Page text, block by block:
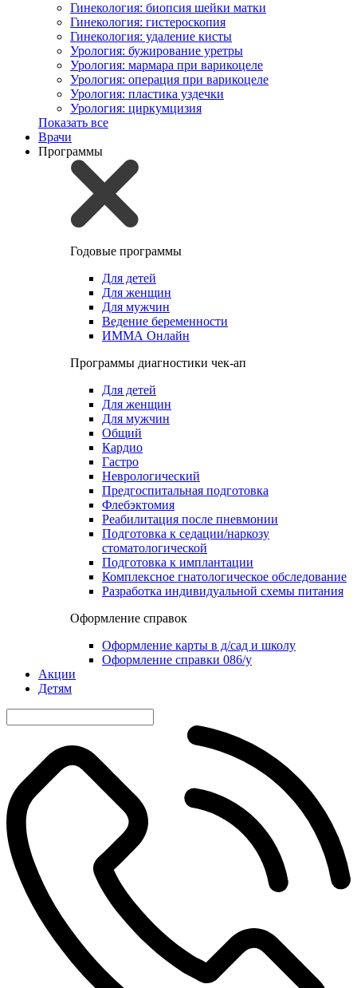
Гинекология: биопсия шейки матки
Гинекология: гистероскопия
Гинекология: удаление кисты
Урология: бужирование уретры
Урология: мармара при варикоцеле
Урология: операция при варикоцеле
Урология: пластика уздечки
Урология: циркумцизия
Показать все
Врачи
Программы
Годовые программы
Для детей
Для женщин
Для мужчин
Ведение беременности
ИММА Онлайн
Программы диагностики чек-ап
Для детей
Для женщин
Для мужчин
Общий
Кардио
Гастро
Неврологический
Предгоспитальная подготовка
Флебэктомия
Реабилитация после пневмонии
Подготовка к седации/наркозу
стоматологической
Подготовка к имплантации
Комплексное гнатологическое обследование
Разработка индивидуальной схемы питания
Оформление справок
Оформление карты в д/сад и школу
Оформление справки 086/у
Акции
Детям